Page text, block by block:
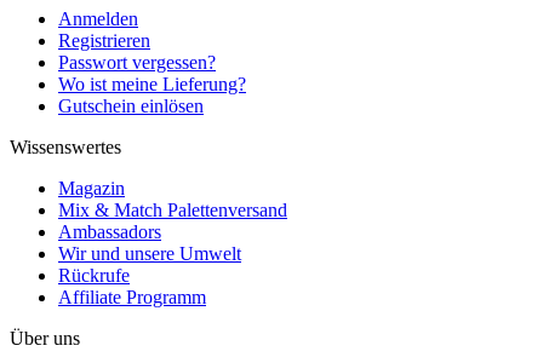
Anmelden
Registrieren
Passwort vergessen?
Wo ist meine Lieferung?
Gutschein einlösen
Wissenswertes
Magazin
Mix & Match Palettenversand
Ambassadors
Wir und unsere Umwelt
Rückrufe
Affiliate Programm
Über uns